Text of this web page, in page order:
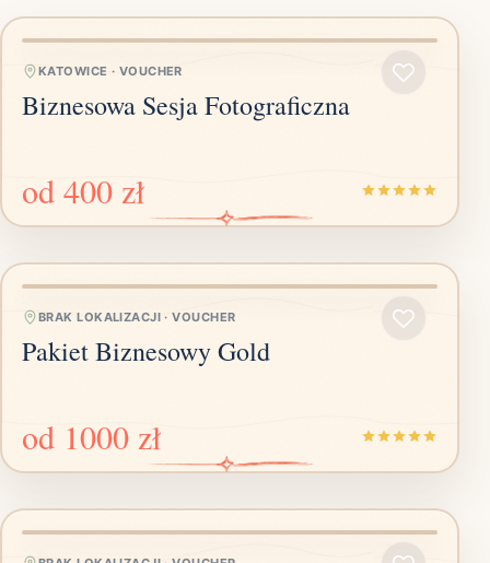
KATOWICE · VOUCHER
Biznesowa Sesja Fotograficzna
od 400 zł
BRAK LOKALIZACJI ·VOUCHER
Pakiet Biznesowy Gold
od 1000 zł